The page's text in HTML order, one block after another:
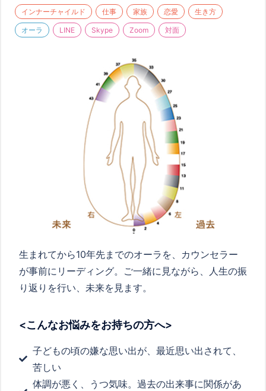
インナーチャイルド 仕事 家族 恋愛 生き方
オーラ LINE Skype Zoom 対面
生まれてから10年先までのオーラを、カウンセラー
が事前にリーディング。ご一緒に見ながら、人生の振
り返りを行い、未来を見ます。
<こんなお悩みをお持ちの方へ>
子どもの頃の嫌な思い出が、最近思い出されて、
苦しい
体調が悪く、うつ気味。過去の出来事に関係があ